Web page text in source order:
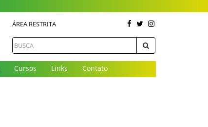
ÁREA RESTRITA
Cursos Links Contato